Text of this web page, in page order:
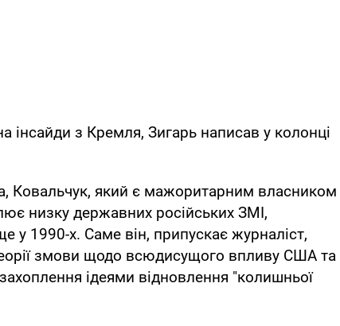
інсайди з Кремля, Зигарь написав у колонці
Ковальчук, який є мажоритарним власником
низку державних російських ЗМІ,
у 1990-х. Саме він, припускає журналіст,
змови щодо всюдисущого впливу США та
ідеями відновлення "колишньої